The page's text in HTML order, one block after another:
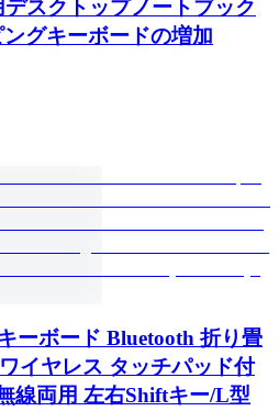
スクトップノートブック
グキーボードの増加
ーボード Bluetooth 折り畳
イヤレス タッチパッド付
線両用 左右Shiftキー/L型